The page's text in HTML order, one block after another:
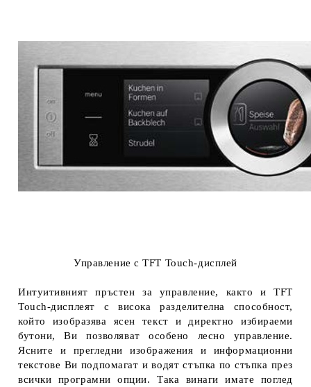
Управление с TFT Touch-дисплей
Интуитивният пръстен за управление, както и TFT
Touch-дисплеят с висока разделителна способност,
който изобразява ясен текст и директно избираеми
бутони, Ви позволяват особено лесно управление.
Ясните и прегледни изображения и информационни
текстове Ви подпомагат и водят стъпка по стъпка през
всички програмни опции. Така винаги имате поглед